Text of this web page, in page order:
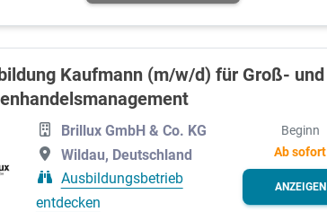
Kaufmann (m/w/d) für Groß- und
Brillux GmbH & Co. KG
Wildau, Deutschland
Ausbildungsbetrieb
entdecken
Beginn
Ab sofort
ANZEIGEN